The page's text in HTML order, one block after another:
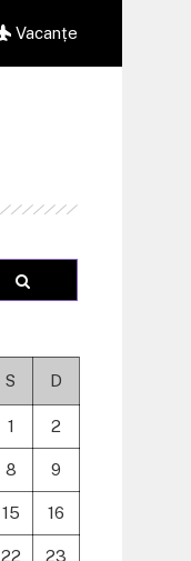
Vacanțe
S D
1 2
8 9
15 16
22 23